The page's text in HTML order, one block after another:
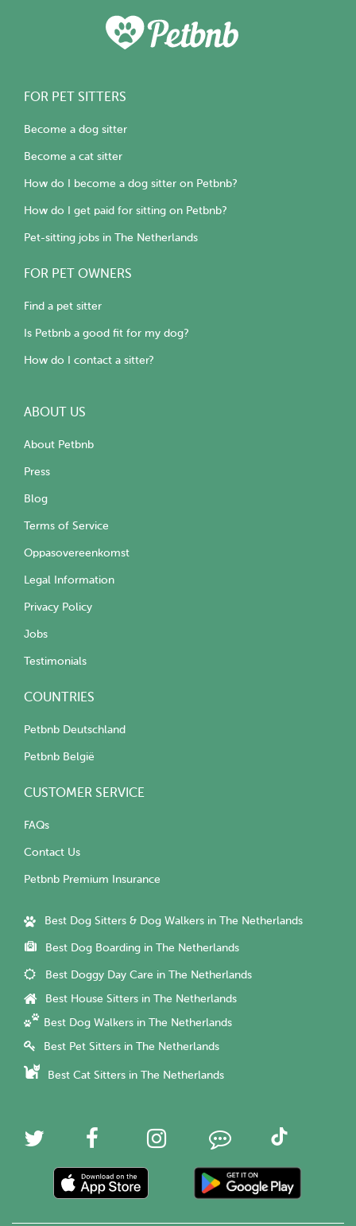
FOR PET SITTERS
Become a dog sitter
Become a cat sitter
How do I become a dog sitter on Petbnb?
How do I get paid for sitting on Petbnb?
Pet-sitting jobs in The Netherlands
FOR PET OWNERS
Find a pet sitter
Is Petbnb a good fit for my dog?
How do I contact a sitter?
ABOUT US
About Petbnb
Press
Blog
Terms of Service
Oppasovereenkomst
Legal Information
Privacy Policy
Jobs
Testimonials
COUNTRIES
Petbnb Deutschland
Petbnb België
CUSTOMER SERVICE
FAQs
Contact Us
Petbnb Premium Insurance
Best Dog Sitters & Dog Walkers in The Netherlands
Best Dog Boarding in The Netherlands
Best Doggy Day Care in The Netherlands
Best House Sitters in The Netherlands
Best Dog Walkers in The Netherlands
Best Pet Sitters in The Netherlands
Best Cat Sitters in The Netherlands